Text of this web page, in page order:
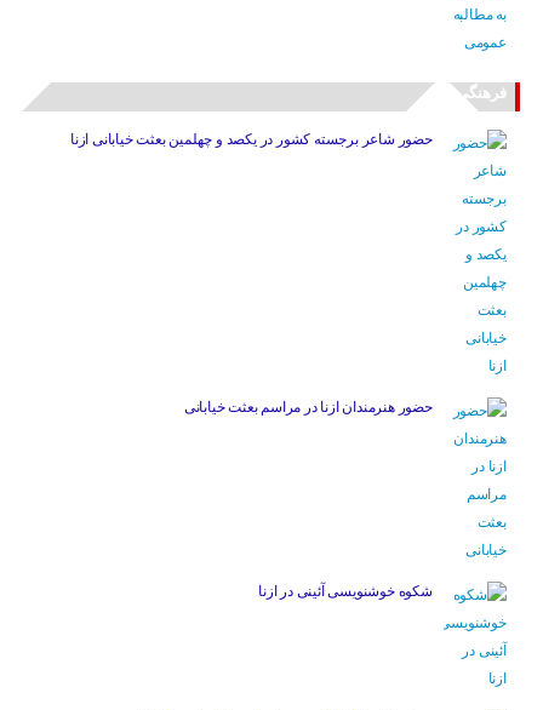
فرهنگی
حضور شاعر برجسته کشور در یکصد و چهلمین بعثت خیابانی ازنا
حضور هنرمندان ازنا در مراسم بعثت خیابانی
شکوه خوشنویسی آئینی در ازنا